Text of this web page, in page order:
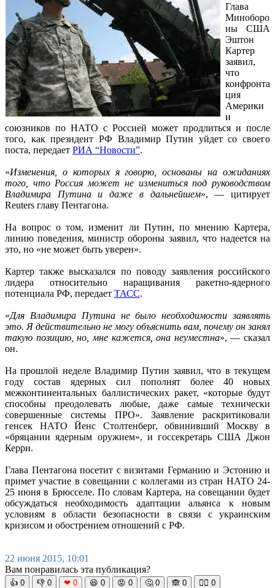
Глава
Миноборо
ны США
Эштон
Картер
заявил,
что
конфронта
ция
Америки
и
союзников по НАТО с Россией может продлиться и после
того, как президент РФ Владимир Путин уйдет со своего
поста, передает РИА “Новости”.
«Изменения, о которых я говорю, основаны на ожиданиях
того, что Россия может не измениться под руководством
Владимира Путина и даже в дальнейшем», — цитирует
Reuters главу Пентагона.
На вопрос о том, изменит ли Путин, по мнению Картера,
линию поведения, министр обороны заявил, что надеется на
это, но «не может быть уверен».
Картер также высказался по поводу заявления российского
лидера относительно наращивания ракетно-ядерного
потенциала РФ, передает ТАСС.
«Для Владимира Путина не было необходимости заявлять
это. Я действительно не могу объяснить вам, почему он занял
такую позицию, но, мне кажется, она неуместна», — сказал
он.
На прошлой неделе Владимир Путин заявил, что в текущем
году состав ядерных сил пополнят более 40 новых
межконтинентальных баллистических ракет, «которые будут
способны преодолевать любые, даже самые технически
совершенные системы ПРО». Заявление раскритиковали
генсек НАТО Йенс Столтенберг, обвинивший Москву в
«бряцании ядерным оружием», и госсекретарь США Джон
Керри.
Глава Пентагона посетит с визитами Германию и Эстонию и
примет участие в совещании с коллегами из стран НАТО 24-
25 июня в Брюсселе. По словам Картера, на совещании будет
обсуждаться необходимость адаптации альянса к новым
условиям в области безопасности в связи с украинским
кризисом и обострением отношений с РФ.
22 июня 2015, 10:01
Вам понравилась эта публикация?
👍 0 👎 0 ❤ 0 😆 0 😡 0 🤔 0 🙈 0 🧘‍♀️ 0